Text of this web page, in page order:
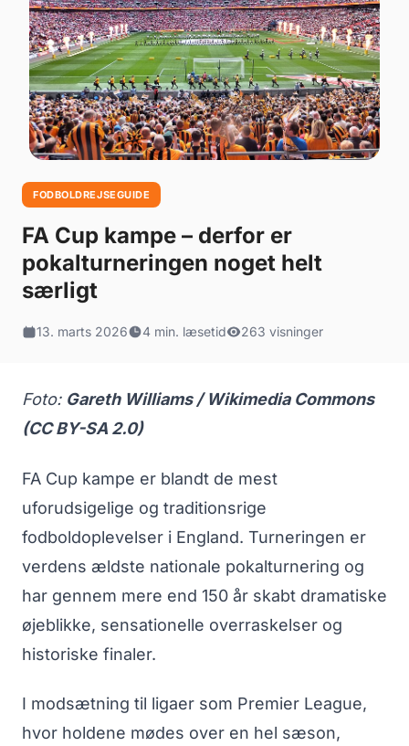
FODBOLDREJSEGUIDE
FA Cup kampe – derfor er
pokalturneringen noget helt
særligt
13. marts 2026 4 min. læsetid 263 visninger
Foto: Gareth Williams / Wikimedia Commons
(CC BY-SA 2.0)
FA Cup kampe er blandt de mest
uforudsigelige og traditionsrige
fodboldoplevelser i England. Turneringen er
verdens ældste nationale pokalturnering og
har gennem mere end 150 år skabt dramatiske
øjeblikke, sensationelle overraskelser og
historiske finaler.
I modsætning til ligaer som Premier League,
hvor holdene mødes over en hel sæson,